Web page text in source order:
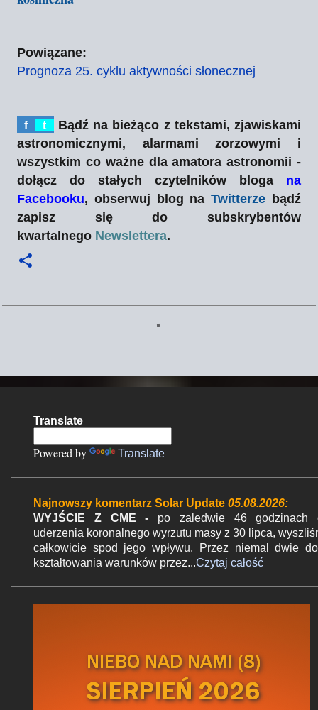
Powiązane:
Prognoza 25. cyklu aktywności słonecznej
f t
Bądź na bieżąco z tekstami, zjawiskami
astronomicznymi, alarmami zorzowymi i
wszystkim co ważne dla amatora astronomii -
dołącz do stałych czytelników bloga na
Facebooku, obserwuj blog naTwitterze bądź
zapisz się do subskrybentów
kwartalnego Newslettera.
e
Translate
Powered by Translate
Najnowszy komentarz Solar Update 05.08.2026:
WYJŚCIE Z CME - po zaledwie 46 godzinach
uderzenia koronalnego wyrzutu masy z 30 lipca,
całkowicie spod jego wpływu. Przez niemal dwie
kształtowania warunków przez...Czytaj całość